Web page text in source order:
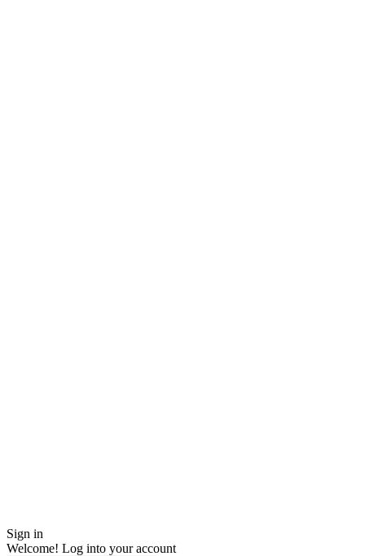
Sign in
Welcome! Log into your account